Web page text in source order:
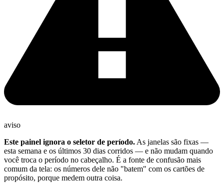
aviso
Este painel ignora o seletor de período. As janelas são fixas —
esta semana e os últimos 30 dias corridos — e não mudam quando
você troca o período no cabeçalho. É a fonte de confusão mais
comum da tela: os números dele não "batem" com os cartões de
propósito, porque medem outra coisa.